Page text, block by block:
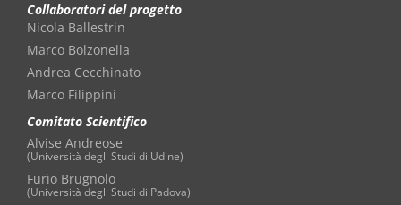
Collaboratori del progetto
Nicola Ballestrin
Marco Bolzonella
Andrea Cecchinato
Marco Filippini
Comitato Scientifico
Alvise Andreose
(Università degli Studi di Udine)
Furio Brugnolo
(Università degli Studi di Padova)